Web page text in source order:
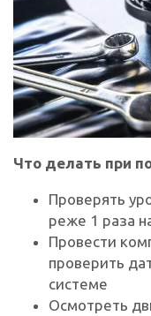
Что делать при
Проверять
реже 1 раза
Провести
проверить
системе
Осмотреть